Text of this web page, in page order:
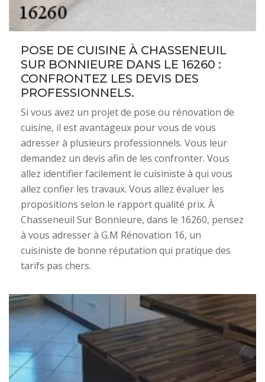
POSE DE CUISINE À CHASSENEUIL
SUR BONNIEURE DANS LE 16260 :
CONFRONTEZ LES DEVIS DES
PROFESSIONNELS.
Si vous avez un projet de pose ou rénovation de
cuisine, il est avantageux pour vous de vous
adresser à plusieurs professionnels. Vous leur
demandez un devis afin de les confronter. Vous
allez identifier facilement le cuisiniste à qui vous
allez confier les travaux. Vous allez évaluer les
propositions selon le rapport qualité prix. À
Chasseneuil Sur Bonnieure, dans le 16260, pensez
à vous adresser à G.M Rénovation 16, un
cuisiniste de bonne réputation qui pratique des
tarifs pas chers.